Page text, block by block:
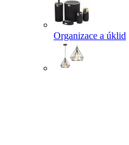
Organizace a úklid